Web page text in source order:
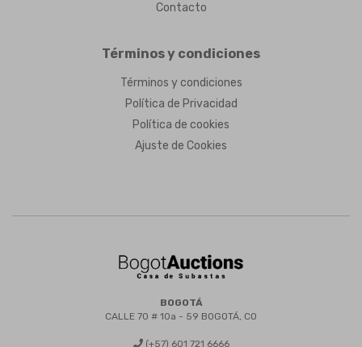
Contacto
Términos y condiciones
Términos y condiciones
Política de Privacidad
Política de cookies
Ajuste de Cookies
BOGOTÁ
CALLE 70 # 10a - 59 BOGOTÁ, CO
(+57) 601 721 6666